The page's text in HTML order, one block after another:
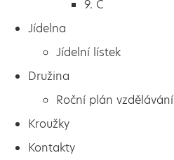
9. C
Jídelna
Jídelní lístek
Družina
Roční plán vzdělávání
Kroužky
Kontakty